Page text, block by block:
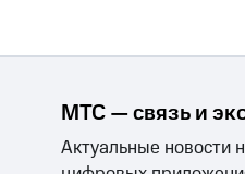
МТС — связь и
Актуальные новости